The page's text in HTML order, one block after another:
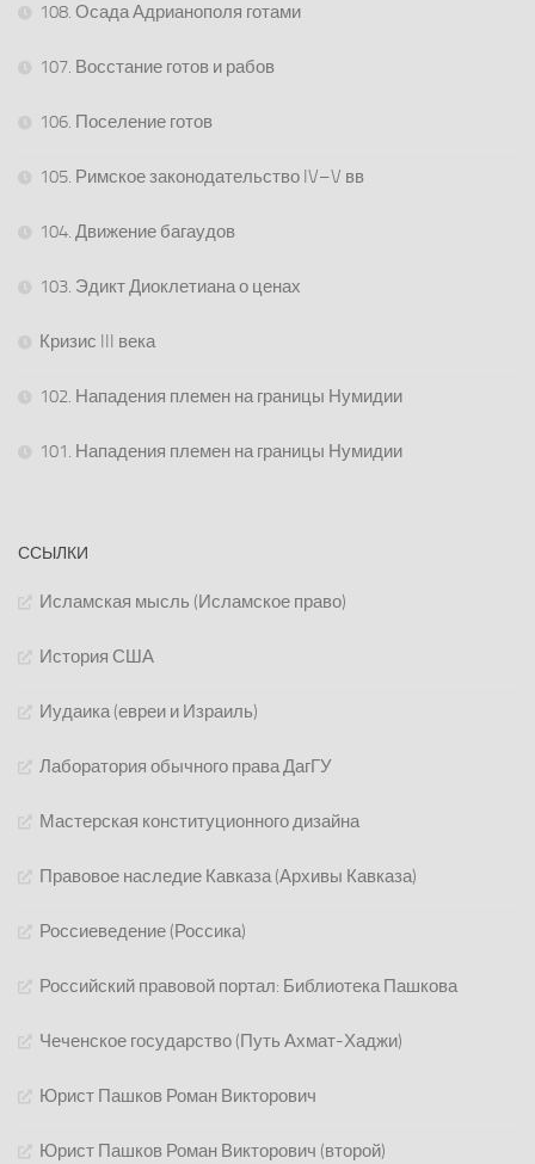
108. Осада Адрианополя готами
107. Восстание готов и рабов
106. Поселение готов
105. Римское законодательство IV–V вв
104. Движение багаудов
103. Эдикт Диоклетиана о ценах
Кризис III века
102. Нападения племен на границы Нумидии
101. Нападения племен на границы Нумидии
ССЫЛКИ
Исламская мысль (Исламское право)
История США
Иудаика (евреи и Израиль)
Лаборатория обычного права ДагГУ
Мастерская конституционного дизайна
Правовое наследие Кавказа (Архивы Кавказа)
Россиеведение (Россика)
Российский правовой портал: Библиотека Пашкова
Чеченское государство (Путь Ахмат-Хаджи)
Юрист Пашков Роман Викторович
Юрист Пашков Роман Викторович (второй)